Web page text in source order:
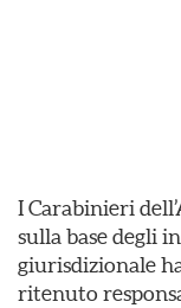
I Carabinieri
sulla base degli
giurisdizionale
ritenuto